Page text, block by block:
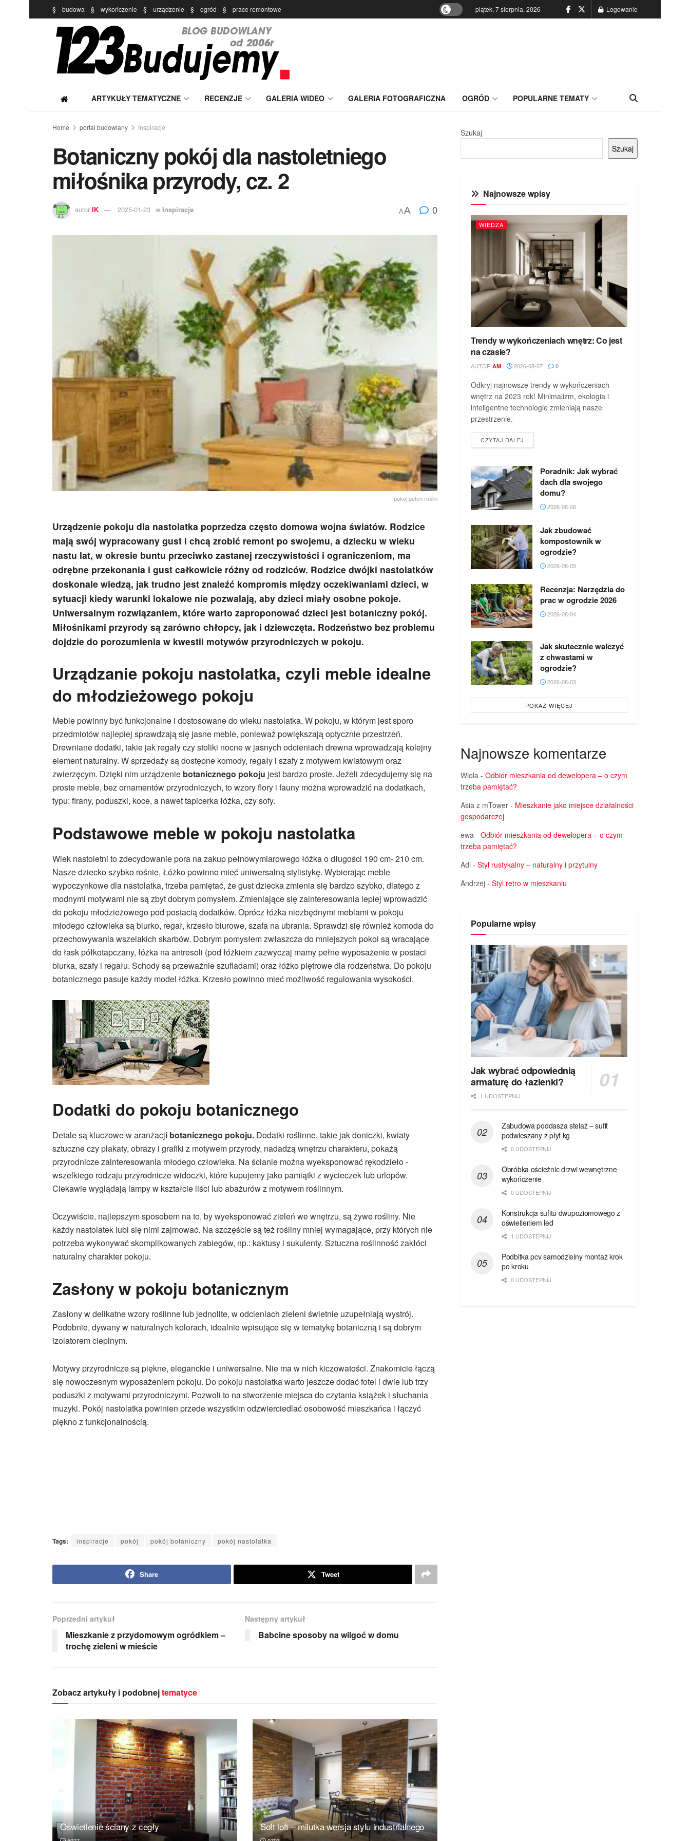
§ budowa § wykończenie § urządzenie § ogród § prace remontowe piątek, 7 sierpnia, 2026 Logowanie
ARTYKUŁY TEMATYCZNE RECENZJE GALERIA WIDEO GALERIA FOTOGRAFICZNA OGRÓD POPULARNE TEMATY
Home portal budowlany Inspiracje
Botaniczny pokój dla nastoletniego
miłośnika przyrody, cz. 2
autor IK 2025-01-23 w Inspiracje AA 0
pokój pełen roślin
Urządzenie pokoju dla nastolatka poprzedza często domowa wojna światów. Rodzice
mają swój wypracowany gust i chcą zrobić remont po swojemu, a dziecku w wieku
nastu lat, w okresie buntu przeciwko zastanej rzeczywistości i ograniczeniom, ma
odrębne przekonania i gust całkowicie różny od rodziców. Rodzice dwójki nastolatków
doskonale wiedzą, jak trudno jest znaleźć kompromis między oczekiwaniami dzieci, w
sytuacji kiedy warunki lokalowe nie pozwalają, aby dzieci miały osobne pokoje.
Uniwersalnym rozwiązaniem, które warto zaproponować dzieci jest botaniczny pokój.
Miłośnikami przyrody są zarówno chłopcy, jak i dziewczęta. Rodzeństwo bez problemu
dojdzie do porozumienia w kwestii motywów przyrodniczych w pokoju.
Urządzanie pokoju nastolatka, czyli meble idealne
do młodzieżowego pokoju
Meble powinny być funkcjonalne i dostosowane do wieku nastolatka. W pokoju, w którym jest sporo
przedmiotów najlepiej sprawdzają się jasne meble, ponieważ powiększają optycznie przestrzeń.
Drewniane dodatki, takie jak regały czy stoliki nocne w jasnych odcieniach drewna wprowadzają kolejny
element naturalny. W sprzedaży są dostępne komody, regały i szafy z motywem kwiatowym oraz
zwierzęcym. Dzięki nim urządzenie botanicznego pokoju jest bardzo proste. Jeżeli zdecydujemy się na
proste meble, bez ornamentów przyrodniczych, to wzory flory i fauny można wprowadzić na dodatkach,
typu: firany, poduszki, koce, a nawet tapicerka łóżka, czy sofy.
Podstawowe meble w pokoju nastolatka
Wiek nastoletni to zdecydowanie pora na zakup pełnowymiarowego łóżka o długości 190 cm- 210 cm.
Nasze dziecko szybko rośnie, Łóżko powinno mieć uniwersalną stylistykę. Wybierając meble
wypoczynkowe dla nastolatka, trzeba pamiętać, że gust dziecka zmienia się bardzo szybko, dlatego z
modnymi motywami nie są zbyt dobrym pomysłem. Zmieniające się zainteresowania lepiej wprowadzić
do pokoju młodzieżowego pod postacią dodatków. Oprócz łóżka niezbędnymi meblami w pokoju
młodego człowieka są biurko, regał, krzesło biurowe, szafa na ubrania. Sprawdzi się również komoda do
przechowywania wszelakich skarbów. Dobrym pomysłem zwłaszcza do mniejszych pokoi są wracające
do łask półkotapczany, łóżka na antresoli (pod łóżkiem zazwyczaj mamy pełne wyposażenie w postaci
biurka, szafy i regału. Schody są przeważnie szufladami) oraz łóżko piętrowe dla rodzeństwa. Do pokoju
botanicznego pasuje każdy model łóżka. Krzesło powinno mieć możliwość regulowania wysokości.
Dodatki do pokoju botanicznego
Detale są kluczowe w aranżacji botanicznego pokoju. Dodatki roślinne, takie jak doniczki, kwiaty
sztuczne czy plakaty, obrazy i grafiki z motywem przyrody, nadadzą wnętrzu charakteru, pokażą
przyrodnicze zainteresowania młodego człowieka. Na ścianie można wyeksponować rękodzieło -
wszelkiego rodzaju przyrodnicze widoczki, które kupujemy jako pamiątki z wycieczek lub urlopów.
Ciekawie wyglądają lampy w kształcie liści lub abażurów z motywem roślinnym.
Oczywiście, najlepszym sposobem na to, by wyeksponować zieleń we wnętrzu, są żywe rośliny. Nie
każdy nastolatek lubi się nimi zajmować. Na szczęście są też rośliny mniej wymagające, przy których nie
potrzeba wykonywać skomplikowanych zabiegów, np.: kaktusy i sukulenty. Sztuczna roślinność zakłóci
naturalny charakter pokoju.
Zasłony w pokoju botanicznym
Zasłony w delikatne wzory roślinne lub jednolite, w odcieniach zieleni świetnie uzupełniają wystrój.
Podobnie, dywany w naturalnych kolorach, idealnie wpisujące się w tematykę botaniczną i są dobrym
izolatorem cieplnym.
Motywy przyrodnicze są piękne, eleganckie i uniwersalne. Nie ma w nich kiczowatości. Znakomicie łączą
się nowoczesnym wyposażeniem pokoju. Do pokoju nastolatka warto jeszcze dodać fotel i dwie lub trzy
poduszki z motywami przyrodniczymi. Pozwoli to na stworzenie miejsca do czytania książek i słuchania
muzyki. Pokój nastolatka powinien przede wszystkim odzwierciedlać osobowość mieszkańca i łączyć
piękno z funkcjonalnością.
Tags: inspiracje pokój pokój botaniczny pokój nastolatka
Share Tweet
Poprzedni artykuł
Mieszkanie z przydomowym ogródkiem –
trochę zieleni w mieście
Następny artykuł
Babcine sposoby na wilgoć w domu
Zobacz artykuły i podobnejtematyce
Oświetlenie ściany z cegły Soft loft – milutka wersja stylu industrialnego
Szukaj
Szukaj
Najnowsze wpisy
WIEDZA
Trendy w wykończeniach wnętrz: Co jest
na czasie?
AUTOR AM 2026-08-07 0
Odkryj najnowsze trendy w wykończeniach
wnętrz na 2023 rok! Minimalizm, ekologia i
inteligentne technologie zmieniają nasze
przestrzenie.
CZYTAJ DALEJ
Poradnik: Jak wybrać
dach dla swojego
domu?
2026-08-06
Jak zbudować
kompostownik w
ogrodzie?
2026-08-05
Recenzja: Narzędzia do
prac w ogrodzie 2026
2026-08-04
Jak skutecznie walczyć
z chwastami w
ogrodzie?
2026-08-03
POKAŻ WIĘCEJ
Najnowsze komentarze
Wiola - Odbiór mieszkania od dewelopera – o czym
trzeba pamiętać?
Asia z mTower - Mieszkanie jako miejsce działalności
gospodarczej
ewa - Odbiór mieszkania od dewelopera – o czym
trzeba pamiętać?
Adi - Styl rustykalny – naturalny i przytulny
Andrzej - Styl retro w mieszkaniu
Popularne wpisy
Jak wybrać odpowiednią
armaturę do łazienki?
1 UDOSTEPNIJ
Zabudowa poddasza stelaż – sufit
podwieszany z płyt kg
0 UDOSTEPNIJ
Obróbka ościeżnic drzwi wewnętrzne
wykończenie
0 UDOSTEPNIJ
Konstrukcja sufitu dwupoziomowego z
oświetleniem led
1 UDOSTEPNIJ
Podbitka pcv samodzielny montaż krok
po kroku
0 UDOSTEPNIJ